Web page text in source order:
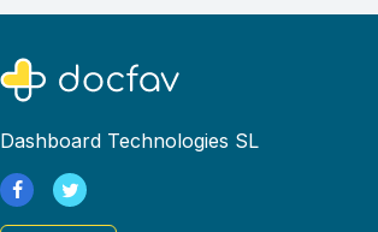
Dashboard Technologies SL